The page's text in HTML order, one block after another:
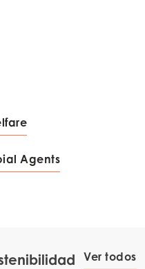
Agents
Ver todos